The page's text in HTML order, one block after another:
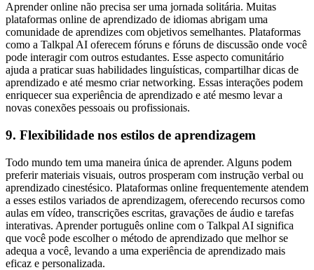
Aprender online não precisa ser uma jornada solitária. Muitas
plataformas online de aprendizado de idiomas abrigam uma
comunidade de aprendizes com objetivos semelhantes. Plataformas
como a Talkpal AI oferecem fóruns e fóruns de discussão onde você
pode interagir com outros estudantes. Esse aspecto comunitário
ajuda a praticar suas habilidades linguísticas, compartilhar dicas de
aprendizado e até mesmo criar networking. Essas interações podem
enriquecer sua experiência de aprendizado e até mesmo levar a
novas conexões pessoais ou profissionais.
9. Flexibilidade nos estilos de aprendizagem
Todo mundo tem uma maneira única de aprender. Alguns podem
preferir materiais visuais, outros prosperam com instrução verbal ou
aprendizado cinestésico. Plataformas online frequentemente atendem
a esses estilos variados de aprendizagem, oferecendo recursos como
aulas em vídeo, transcrições escritas, gravações de áudio e tarefas
interativas. Aprender português online com o Talkpal AI significa
que você pode escolher o método de aprendizado que melhor se
adequa a você, levando a uma experiência de aprendizado mais
eficaz e personalizada.